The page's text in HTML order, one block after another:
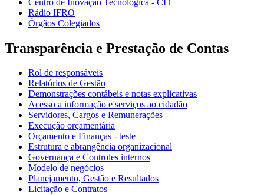
Rádio IFRO
Órgãos Colegiados
Transparência e Prestação de Contas
Rol de responsáveis
Relatórios de Gestão
Demonstrações contábeis e notas explicativas
Acesso a informação e serviços ao cidadão
Servidores, Cargos e Remunerações
Execução orçamentária
Orçamento e Finanças - teste
Estrutura e abrangência organizacional
Governança e Controles internos
Modelo de negócios
Planejamento, Gestão e Resultados
Licitação e Contratos